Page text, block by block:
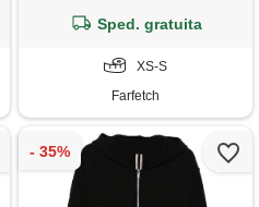
Sped. gratuita
XS-S
Farfetch